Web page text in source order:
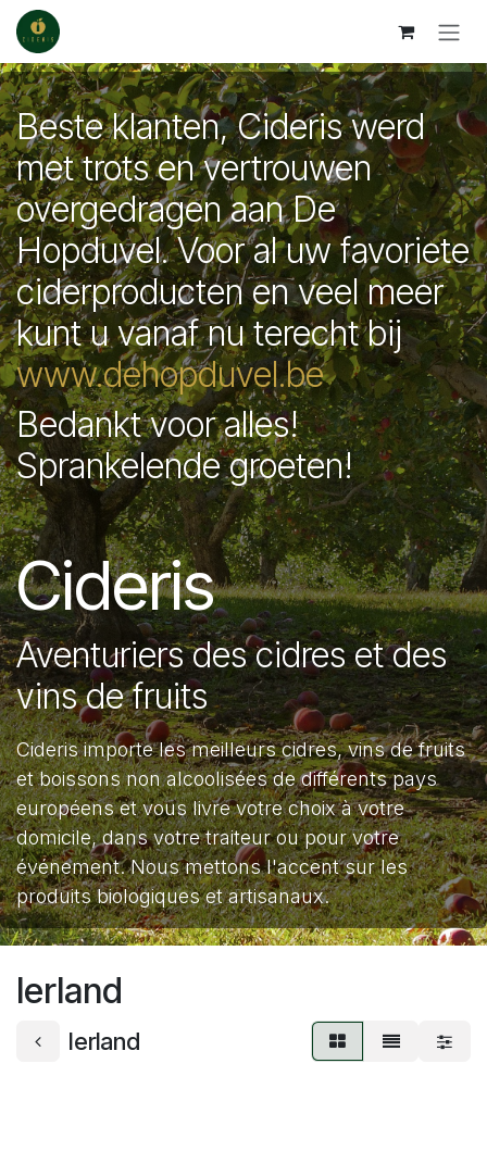
Se rendre au contenu
Beste klanten, Cideris werd
met trots en vertrouwen
overgedragen aan De
Hopduvel. Voor al uw favoriete
ciderproducten en veel meer
kunt u vanaf nu terecht bij
www.dehopduvel.be
Bedankt voor alles!
Sprankelende groeten!
Cideris
Aventuriers des cidres et des
vins de fruits
Cideris importe les meilleurs cidres, vins de fruits
et boissons non alcoolisées de différents pays
européens et vous livre votre choix à votre
domicile, dans votre traiteur ou pour votre
événement. Nous mettons l'accent sur les
produits biologiques et artisanaux.
Ierland
Ierland